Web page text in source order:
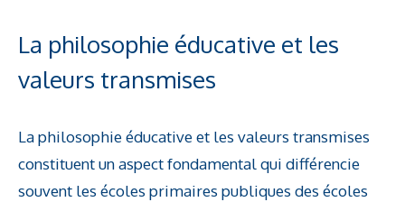
La philosophie éducative et les
valeurs transmises
La philosophie éducative et les valeurs transmises
constituent un aspect fondamental qui différencie
souvent les écoles primaires publiques des écoles